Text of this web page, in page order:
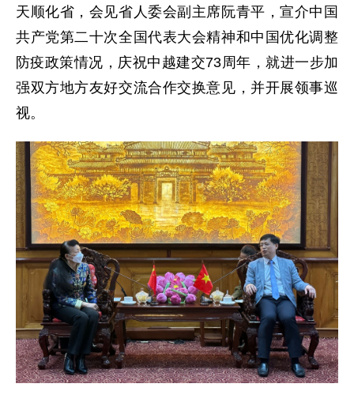
天顺化省，会见省人委会副主席阮青平，宣介中国
共产党第二十次全国代表大会精神和中国优化调整
防疫政策情况，庆祝中越建交73周年，就进一步加
强双方地方友好交流合作交换意见，并开展领事巡
视。